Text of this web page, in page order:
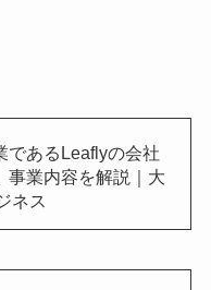
であるLeaflyの会社
事業内容を解説｜大
ネス